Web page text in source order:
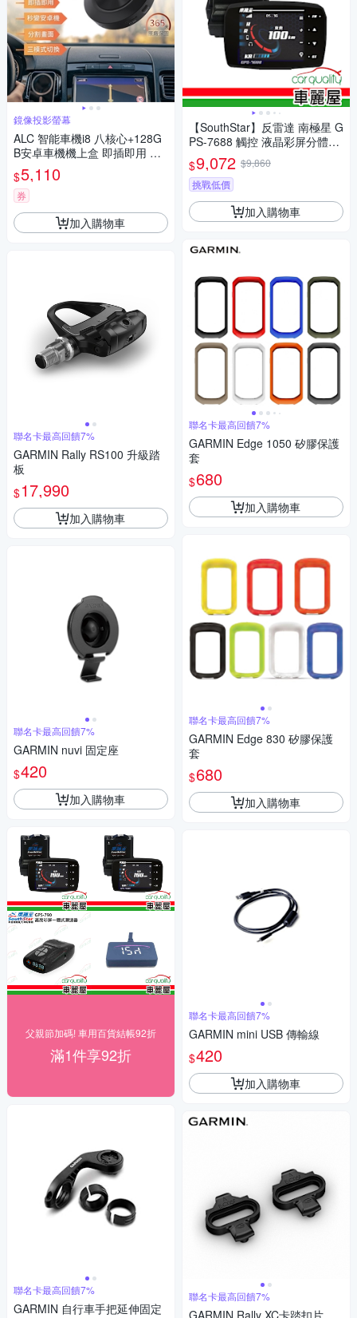
鏡像投影螢幕
ALC 智能車機i8 八核心+128G
B安卓車機機上盒 即插即用 秒
變安卓機
$5,110
券
加入購物車
聯名卡最高回饋7%
GARMIN Rally RS100 升級踏
板
$17,990
加入購物車
聯名卡最高回饋7%
GARMIN nuvi 固定座
$420
加入購物車
父親節加碼! 車用百貨結帳92折
滿1件享92折
聯名卡最高回饋7%
GARMIN 自行車手把延伸固定
【SouthStar】反雷達 南極星 G
PS-7688 觸控 液晶彩屏分體測
速器 送安裝(車麗屋)
$9,072 $9,860
挑戰低價
加入購物車
聯名卡最高回饋7%
GARMIN Edge 1050 矽膠保護
套
$680
加入購物車
聯名卡最高回饋7%
GARMIN Edge 830 矽膠保護
套
$680
加入購物車
聯名卡最高回饋7%
GARMIN mini USB 傳輸線
$420
加入購物車
聯名卡最高回饋7%